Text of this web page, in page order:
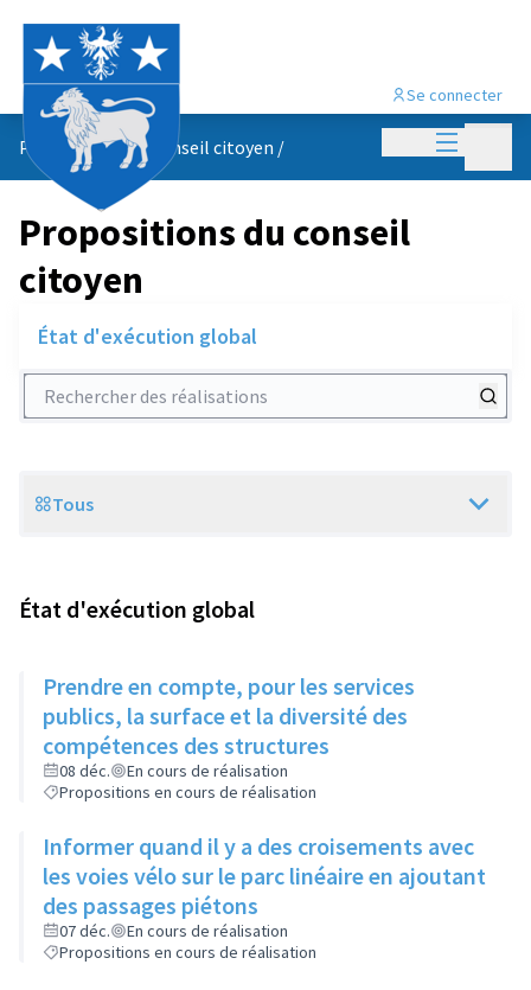
Menu
Se connecter
Propositions du conseil citoyen /
Propositions du conseil
citoyen
État d'exécution global
Rechercher des réalisations
Scope
Tous
État d'exécution global
Prendre en compte, pour les services
publics, la surface et la diversité des
compétences des structures
08 déc.
En cours de réalisation
Propositions en cours de réalisation
Informer quand il y a des croisements avec
les voies vélo sur le parc linéaire en ajoutant
des passages piétons
07 déc.
En cours de réalisation
Propositions en cours de réalisation